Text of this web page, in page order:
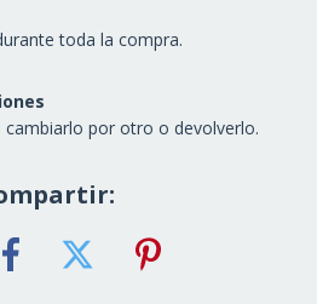
toda la compra.
cambiarlo por otro o devolverlo.